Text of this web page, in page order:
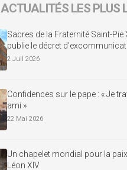
ACTUALITÉS LES PLUS
Sacres de la Fraternité Saint-Pie
publie le décret
2 Juil 2026
Confidences sur le pape : « Je
ami »
22 Mai 2026
Un chapelet mondial pour la
Léon XIV